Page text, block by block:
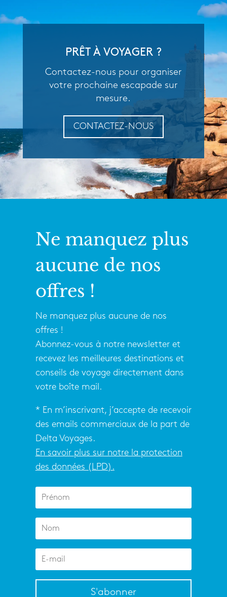
PRÊT À VOYAGER ?
Contactez-nous pour organiser
votre prochaine escapade sur
mesure.
CONTACTEZ-NOUS
Ne manquez plus
aucune de nos
offres !
Ne manquez plus aucune de nos
offres !
Abonnez-vous à notre newsletter et
recevez les meilleures destinations et
conseils de voyage directement dans
votre boîte mail.
* En m’inscrivant, j’accepte de recevoir
des emails commerciaux de la part de
Delta Voyages.
En savoir plus sur notre la protection
des données (LPD).
S'abonner